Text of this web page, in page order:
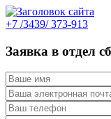
+7 /3439/ 373-913
Заявка в отдел